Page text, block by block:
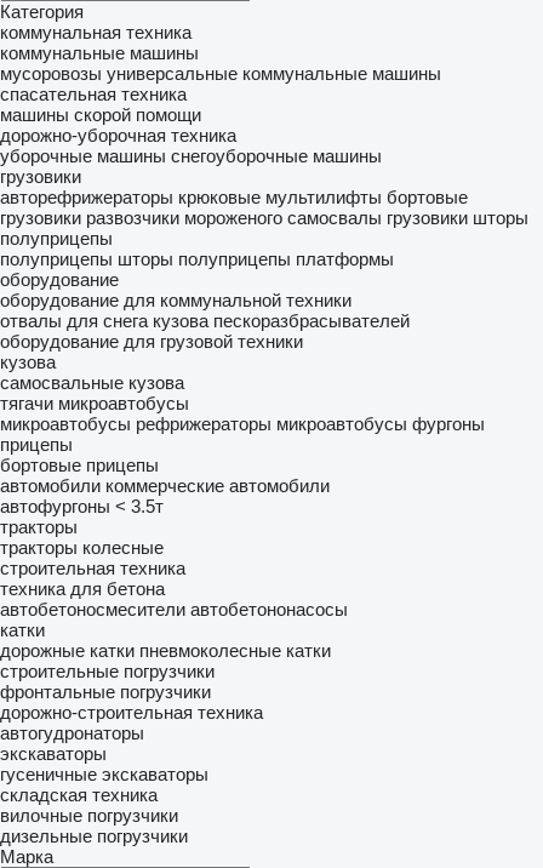
Категория
коммунальная техника
коммунальные машины
мусоровозы универсальные коммунальные машины
спасательная техника
машины скорой помощи
дорожно-уборочная техника
уборочные машины снегоуборочные машины
грузовики
авторефрижераторы крюковые мультилифты бортовые
грузовики развозчики мороженого самосвалы грузовики шторы
полуприцепы
полуприцепы шторы полуприцепы платформы
оборудование
оборудование для коммунальной техники
отвалы для снега кузова пескоразбрасывателей
оборудование для грузовой техники
кузова
самосвальные кузова
тягачи микроавтобусы
микроавтобусы рефрижераторы микроавтобусы фургоны
прицепы
бортовые прицепы
автомобили коммерческие автомобили
автофургоны < 3.5т
тракторы
тракторы колесные
строительная техника
техника для бетона
автобетоносмесители автобетононасосы
катки
дорожные катки пневмоколесные катки
строительные погрузчики
фронтальные погрузчики
дорожно-строительная техника
автогудронаторы
экскаваторы
гусеничные экскаваторы
складская техника
вилочные погрузчики
дизельные погрузчики
Марка